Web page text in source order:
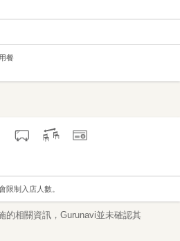
餐
限制入店人數。
的相關資訊，Gurunavi並未確認其